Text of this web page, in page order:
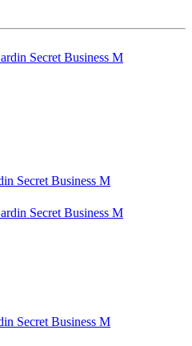
Secret Business M
Secret Business M